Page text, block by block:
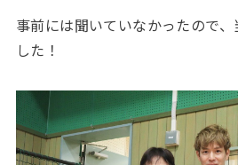
事前には聞いていなかったので
した！